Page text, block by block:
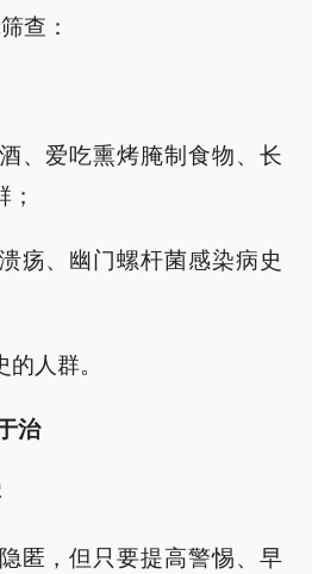
查：
、爱吃熏烤腌制食物、长
疡、幽门螺杆菌感染病史
人群。
治
匿，但只要提高警惕、早